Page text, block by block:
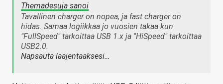
Themadesuja sanoi
Tavallinen charger on nopea, ja fast charger on
hidas. Samaa logiikkaa jo vuosien takaa kun
"FullSpeed" tarkoittaa USB 1.x ja "HiSpeed" tarkoittaa
USB2.0.
Napsauta laajentaaksesi…